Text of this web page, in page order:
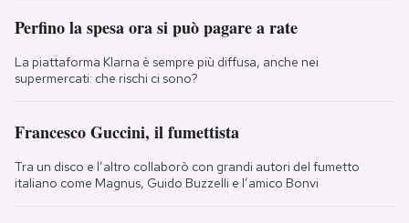
Perfino la spesa ora si può pagare a rate
La piattaforma Klarna è sempre più diffusa, anche nei
supermercati: che rischi ci sono?
Francesco Guccini, il fumettista
Tra un disco e l’altro collaborò con grandi autori del fumetto
italiano come Magnus, Guido Buzzelli e l’amico Bonvi